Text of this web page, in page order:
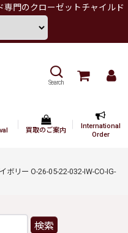
門のクローゼットチャイルド
Search
買取のご案内
International
Order
リー O-26-05-22-032-IW-CO-IG-
検索